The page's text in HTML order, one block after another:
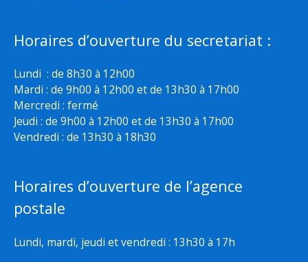
Horaires d’ouverture du secretariat :
Lundi : de 8h30 à 12h00
Mardi : de 9h00 à 12h00 et de 13h30 à 17h00
Mercredi : fermé
Jeudi : de 9h00 à 12h00 et de 13h30 à 17h00
Vendredi : de 13h30 à 18h30
Horaires d’ouverture de l’agence
postale
Lundi, mardi, jeudi et vendredi : 13h30 à 17h